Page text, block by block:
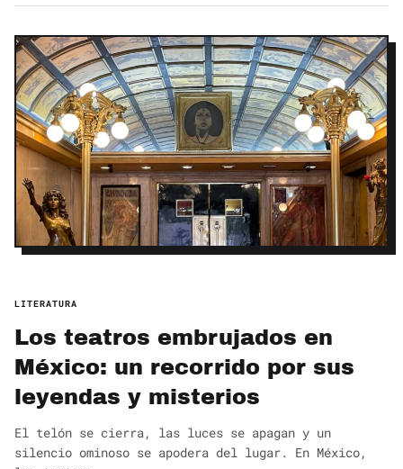
LITERATURA
Los teatros embrujados en
México: un recorrido por sus
leyendas y misterios
El telón se cierra, las luces se apagan y un
silencio ominoso se apodera del lugar. En México,